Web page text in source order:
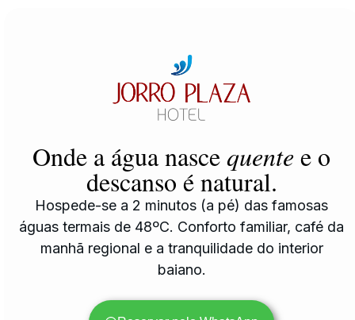
Onde a água nascequentee o
descanso é natural.
Hospede-se a 2 minutos (a pé) das famosas
águas termais de 48ºC. Conforto familiar, café da
manhã regional e a tranquilidade do interior
baiano.